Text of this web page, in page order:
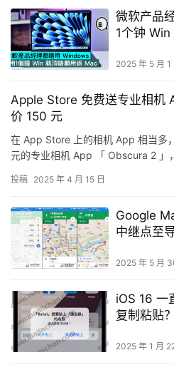
微软产品
1个钟
2025 年 5 月 1
Apple Store 免费送专业相机
价 150 元
在 App Store 上的相机 App 相当多
元的专业相机 App 「 Obscura 2 」
投稿 2025 年 4 月 15 日
Google
中继点至
2025 年 5 月
iOS 16 一
复制粘贴
2025 年 1 月